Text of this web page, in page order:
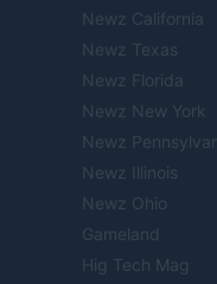
Newz California
Newz Texas
Newz Florida
Newz New York
Newz
Newz Illinois
Newz Ohio
Gameland
Hig Tech Mag